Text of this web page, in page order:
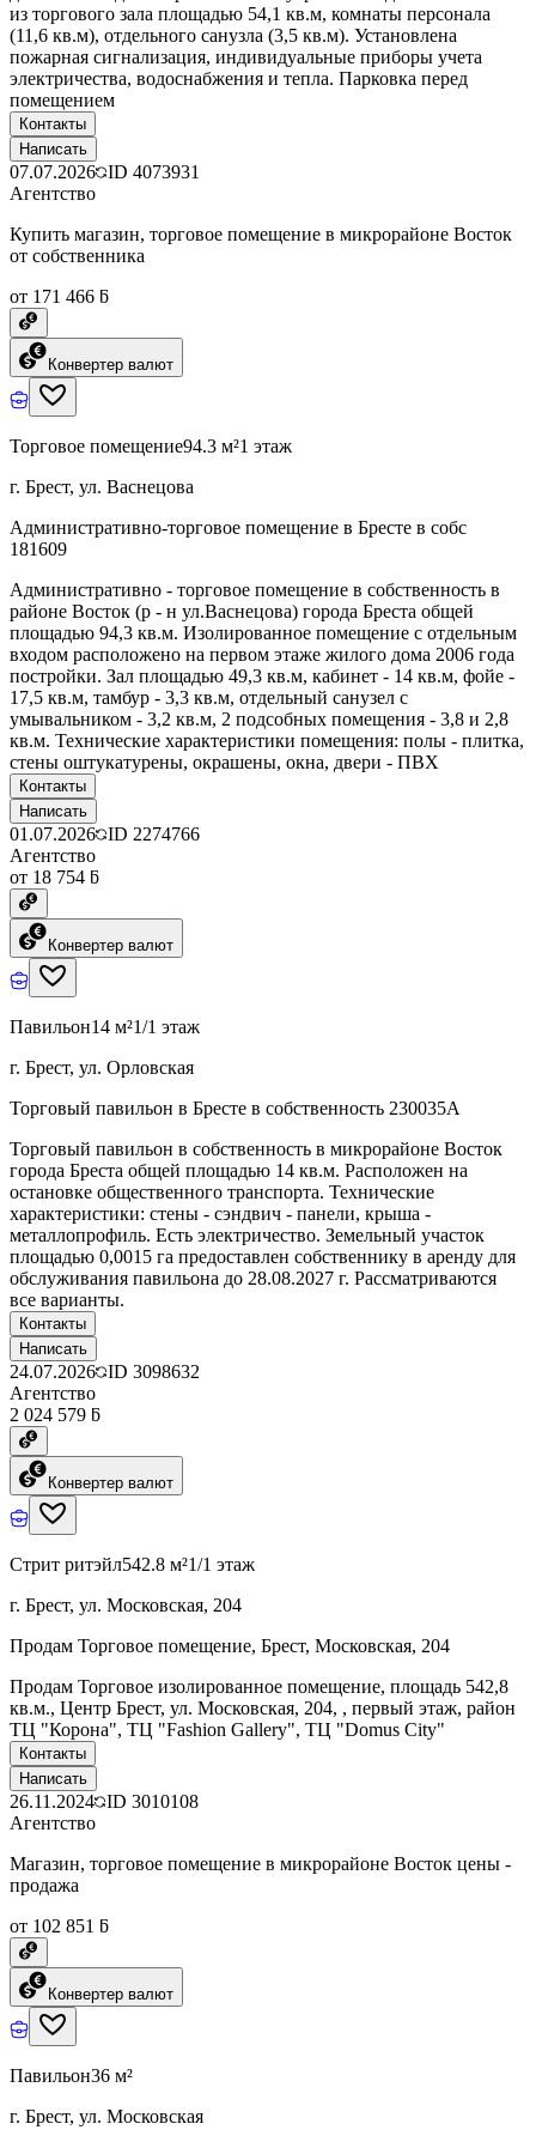
из торгового зала площадью 54,1 кв.м, комнаты персонала
(11,6 кв.м), отдельного санузла (3,5 кв.м). Установлена
пожарная сигнализация, индивидуальные приборы учета
электричества, водоснабжения и тепла. Парковка перед
помещением
Контакты
Написать
07.07.2026 ID 4073931
Агентство
Купить магазин, торговое помещение в микрорайоне Восток
от собственника
от 171 466 ƃ
Конвертер валют
Торговое помещение94.3 м²1 этаж
г. Брест, ул. Васнецова
Административно-торговое помещение в Бресте в собс
181609
Административно - торговое помещение в собственность в
районе Восток (р - н ул.Васнецова) города Бреста общей
площадью 94,3 кв.м. Изолированное помещение с отдельным
входом расположено на первом этаже жилого дома 2006 года
постройки. Зал площадью 49,3 кв.м, кабинет - 14 кв.м, фойе -
17,5 кв.м, тамбур - 3,3 кв.м, отдельный санузел с
умывальником - 3,2 кв.м, 2 подсобных помещения - 3,8 и 2,8
кв.м. Технические характеристики помещения: полы - плитка,
стены оштукатурены, окрашены, окна, двери - ПВХ
Контакты
Написать
01.07.2026 ID 2274766
Агентство
от 18 754 ƃ
Конвертер валют
Павильон14 м²1/1 этаж
г. Брест, ул. Орловская
Торговый павильон в Бресте в собственность 230035A
Торговый павильон в собственность в микрорайоне Восток
города Бреста общей площадью 14 кв.м. Расположен на
остановке общественного транспорта. Технические
характеристики: стены - сэндвич - панели, крыша -
металлопрофиль. Есть электричество. Земельный участок
площадью 0,0015 га предоставлен собственнику в аренду для
обслуживания павильона до 28.08.2027 г. Рассматриваются
все варианты.
Контакты
Написать
24.07.2026 ID 3098632
Агентство
2 024 579 ƃ
Конвертер валют
Стрит ритэйл542.8 м²1/1 этаж
г. Брест, ул. Московская, 204
Продам Торговое помещение, Брест, Московская, 204
Продам Торговое изолированное помещение, площадь 542,8
кв.м., Центр Брест, ул. Московская, 204, , первый этаж, район
ТЦ "Корона", ТЦ "Fashion Gallery", ТЦ "Domus City"
Контакты
Написать
26.11.2024 ID 3010108
Агентство
Магазин, торговое помещение в микрорайоне Восток цены -
продажа
от 102 851 ƃ
Конвертер валют
Павильон36 м²
г. Брест, ул. Московская